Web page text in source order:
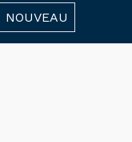
NOUVEAU